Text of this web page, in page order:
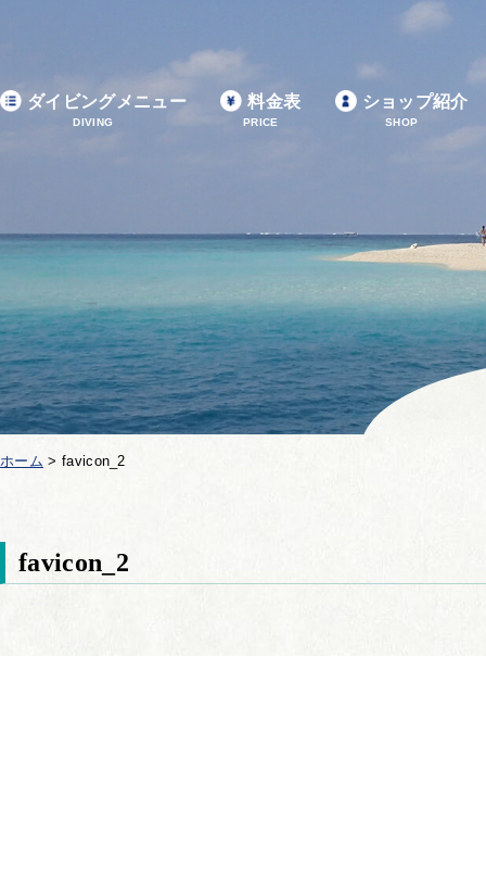
ダイビングメニュー
DIVING
料金表
PRICE
ショップ紹介
SHOP
ホーム > favicon_2
favicon_2